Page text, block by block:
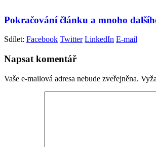
Pokračování článku a mnoho
Sdílet: Facebook Twitter LinkedIn E-mail
Napsat komentář
Vaše e-mailová adresa nebude zveřejněna.